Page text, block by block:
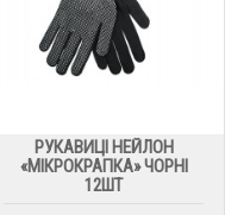
РУКАВИЦІ НЕЙЛОН
«МІКРОКРАПКА» ЧОРНІ
12ШТ